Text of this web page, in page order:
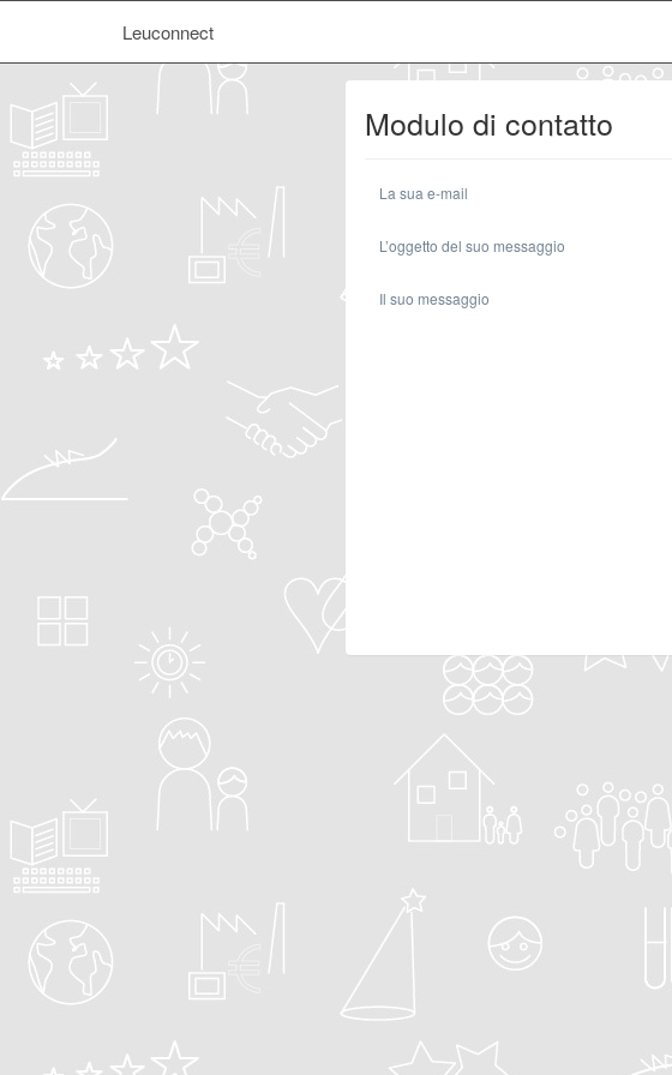
Leuconnect
Modulo di contatto
La sua e-mail
L’oggetto del suo messaggio
Il suo messaggio